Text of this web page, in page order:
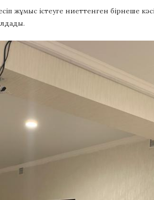
жұмыс істеуге ниеттенген бірнеше